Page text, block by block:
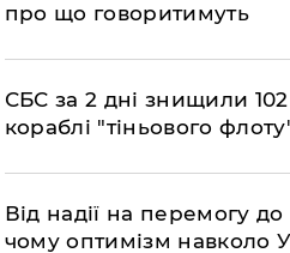
про що говоритимуть
​СБС за 2 дні знищили
кораблі "тіньового
​Від надії на перемогу
чому оптимізм навколо